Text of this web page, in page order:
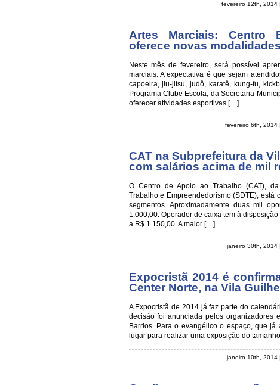
fevereiro 12th, 2014
Artes Marciais: Centro
oferece novas
Neste mês de fevereiro, será possível
marciais. A expectativa é que sejam
capoeira, jiu-jitsu, judô, karatê, kung-fu,
Programa Clube Escola, da Secretaria
oferecer atividades esportivas […]
fevereiro 6th, 2014
CAT na Subprefeitura da
com salários acima de mil
O Centro de Apoio ao Trabalho (CAT),
Trabalho e Empreendedorismo (SDTE),
segmentos. Aproximadamente duas mil
1.000,00. Operador de caixa tem à
a R$ 1.150,00. A maior […]
janeiro 30th, 2014
Expocristã 2014 é
Center Norte, na Vila
A Expocristã de 2014 já faz parte do
decisão foi anunciada pelos organizadores
Barrios. Para o evangélico o espaço, que
lugar para realizar uma exposição do
janeiro 10th, 2014